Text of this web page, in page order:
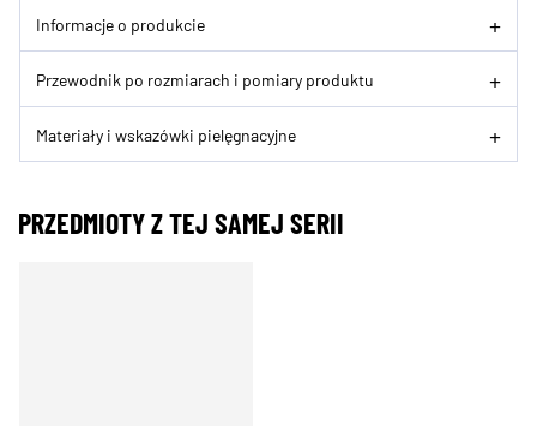
Informacje o produkcie
Przewodnik po rozmiarach i pomiary produktu
Materiały i wskazówki pielęgnacyjne
PRZEDMIOTY Z TEJ SAMEJ SERII